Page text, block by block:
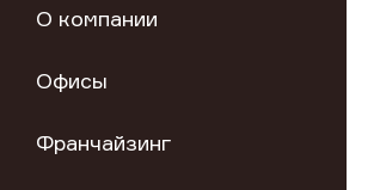
О компании
Офисы
Франчайзинг